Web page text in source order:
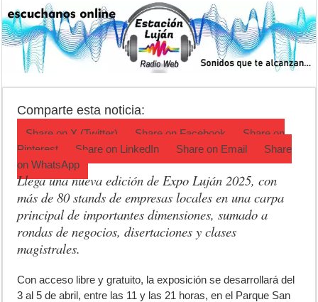
Patentes: La Provincia lanzó un asistente virtual para consultar
Corte de energía en Olivera: cuándo será y cuánto durará
Detuvieron a la mujer que acompañaba al acusado de balear a un
El pronóstico anticipa una semana que cambiará de golpe en la
Teatro El Galpón sufrió un robo y pide ayuda
Comparte esta noticia:
Share on X (Twitter) Share on Facebook
Share on
Pinterest
Share on LinkedIn Share on Email
Share
onWhatsApp
Llega una nueva edición de Expo Luján 2025, con
más de 80 stands de empresas locales en una carpa
principal de importantes dimensiones, sumado a
rondas de negocios, disertaciones y clases
magistrales.
Con acceso libre y gratuito, la exposición se desarrollará del
3 al 5 de abril, entre las 11 y las 21 horas, en el Parque San